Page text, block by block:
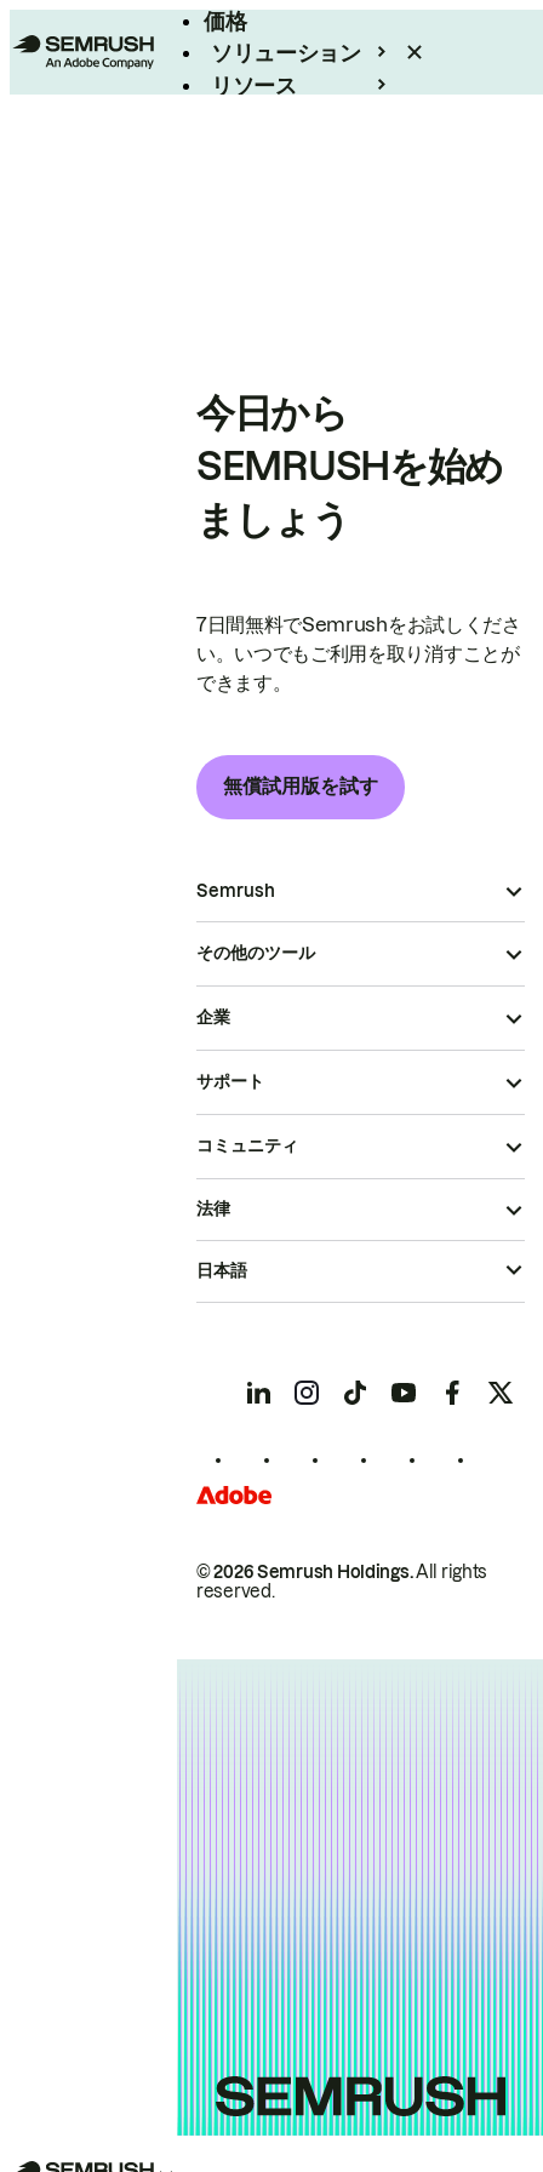
価格
ソリューション
リソース
今日から
SEMRUSHを始め
ましょう
7日間無料でSemrushをお試しくださ
い。いつでもご利用を取り消すことが
できます。
無償試用版を試す
Semrush
その他のツール
企業
サポート
コミュニティ
© 2026 Semrush Holdings.All rights
reserved.
法律
日本語